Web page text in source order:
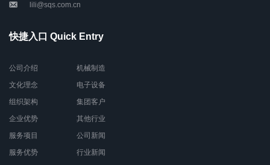
lili@sqs.com.cn
快捷入口 Quick Entry
公司介绍
文化理念
组织架构
企业优势
服务项目
服务优势
机械制造
电子设备
集团客户
其他行业
公司新闻
行业新闻